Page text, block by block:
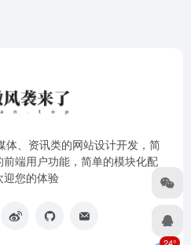
体、资讯类的网站设计开发，简
端用户功能，简单的模块化配
迎您的体验